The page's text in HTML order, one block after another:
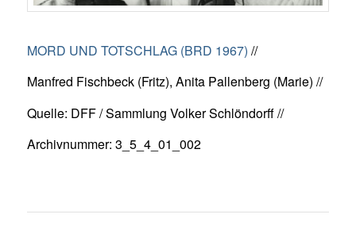
MORD UND TOTSCHLAG (BRD 1967) //
Manfred Fischbeck (Fritz), Anita Pallenberg (Marie) //
Quelle: DFF / Sammlung Volker Schlöndorff //
Archivnummer: 3_5_4_01_002